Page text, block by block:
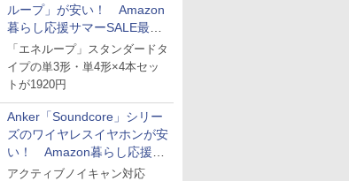
ループ」が安い！ Amazon
暮らし応援サマーSALE最終
日
「エネループ」スタンダードタ
イプの単3形・単4形×4本セッ
トが1920円
Anker「Soundcore」シリー
ズのワイヤレスイヤホンが安
い！ Amazon暮らし応援サ
マーSALE
アクティブノイキャン対応